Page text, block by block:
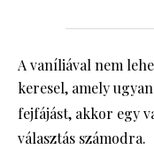
A vaníliával nem
keresel, amely
fejfájást, akkor egy
választás számodra.